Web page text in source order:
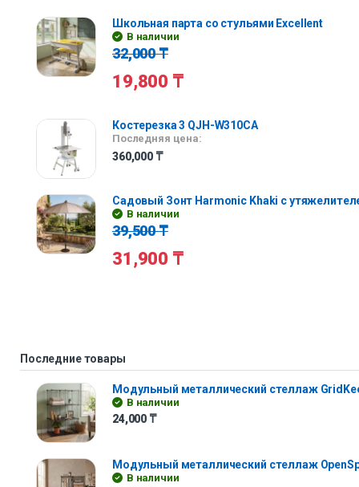
Школьная парта со стульями Excellent
В наличии
32,000₸
19,800 ₸
Костерезка 3 QJH-W310CA
Последняя цена:
360,000 ₸
Садовый Зонт Harmonic Khaki с
В наличии
39,500₸
31,900 ₸
Последние товары
Модульный металлический стеллаж
В наличии
24,000 ₸
Модульный металлический стеллаж
В наличии